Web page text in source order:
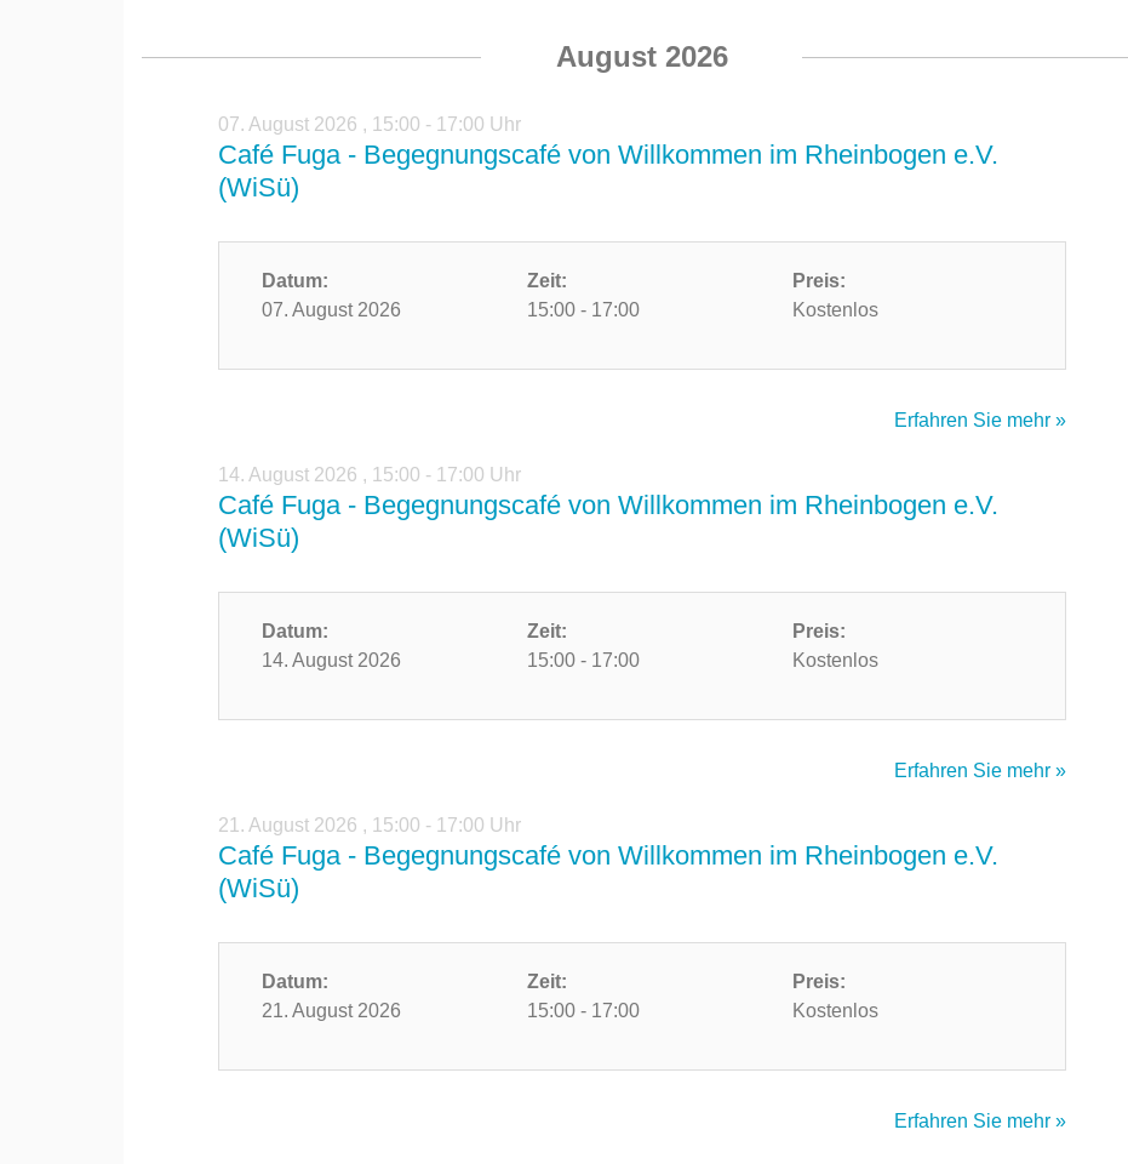
August 2026
07. August 2026 , 15:00 - 17:00 Uhr
Café Fuga - Begegnungscafé von Willkommen im Rheinbogen e.V.
(WiSü)
Datum:
07. August 2026
Zeit:
15:00 - 17:00
Preis:
Kostenlos
Erfahren Sie mehr »
14. August 2026 , 15:00 - 17:00 Uhr
Café Fuga - Begegnungscafé von Willkommen im Rheinbogen e.V.
(WiSü)
Datum:
14. August 2026
Zeit:
15:00 - 17:00
Preis:
Kostenlos
Erfahren Sie mehr »
21. August 2026 , 15:00 - 17:00 Uhr
Café Fuga - Begegnungscafé von Willkommen im Rheinbogen e.V.
(WiSü)
Datum:
21. August 2026
Zeit:
15:00 - 17:00
Preis:
Kostenlos
Erfahren Sie mehr »